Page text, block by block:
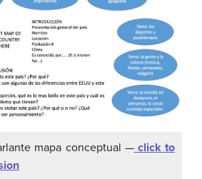
mapa conceptual —click to